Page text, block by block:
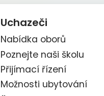
Uchazeči
Nabídka oborů
Poznejte naši školu
Přijímací řízení
Možnosti ubytování